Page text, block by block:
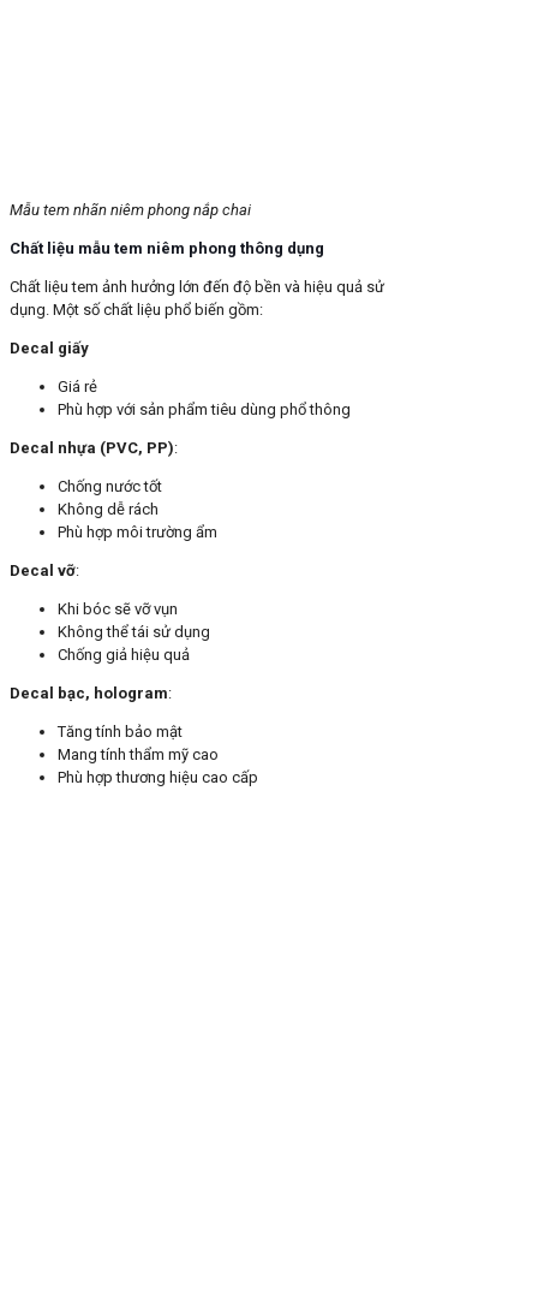
Mẫu tem nhãn niêm phong nắp chai
Chất liệu mẫu tem niêm phong thông dụng
Chất liệu tem ảnh hưởng lớn đến độ bền và hiệu quả sử
dụng. Một số chất liệu phổ biến gồm:
Decal giấy
Giá rẻ
Phù hợp với sản phẩm tiêu dùng phổ thông
Decal nhựa (PVC, PP):
Chống nước tốt
Không dễ rách
Phù hợp môi trường ẩm
Decal vỡ:
Khi bóc sẽ vỡ vụn
Không thể tái sử dụng
Chống giả hiệu quả
Decal bạc, hologram:
Tăng tính bảo mật
Mang tính thẩm mỹ cao
Phù hợp thương hiệu cao cấp